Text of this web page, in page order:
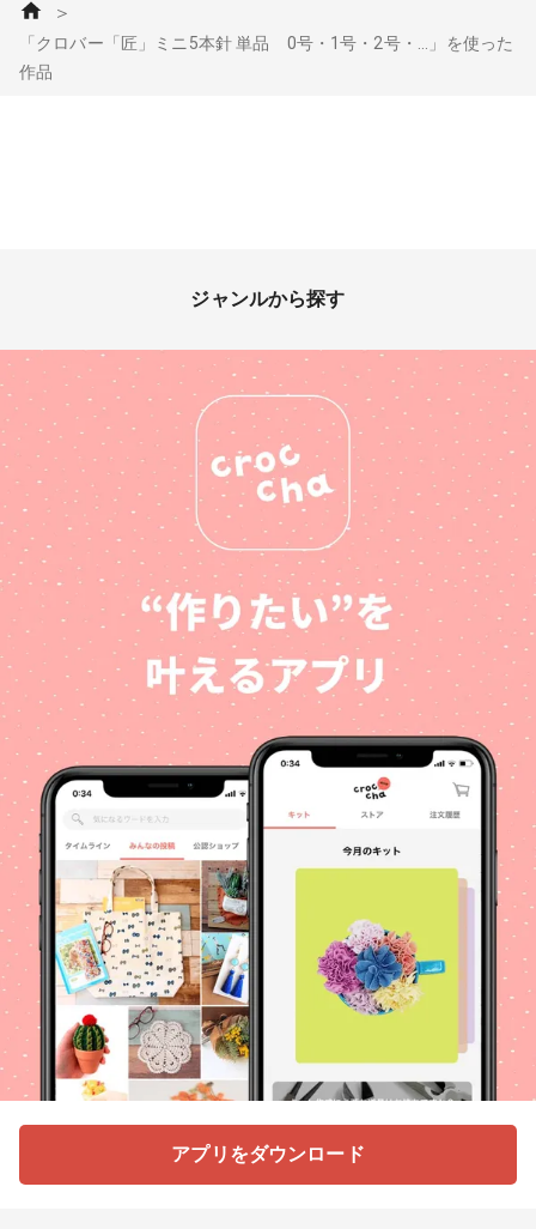
＞
「クロバー「匠」ミニ5本針 単品 0号・1号・2号・...」を使った
作品
ジャンルから探す
アプリをダウンロード